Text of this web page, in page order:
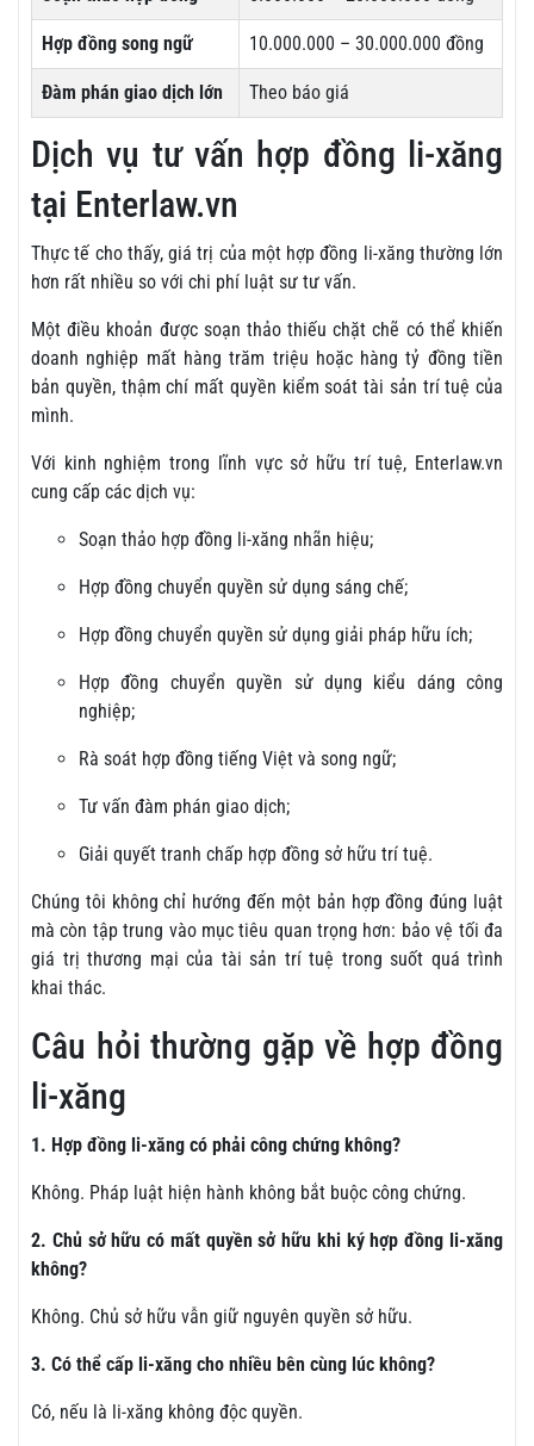
Hợp đồng song ngữ 10.000.000 – 30.000.000 đồng
Đàm phán giao dịch lớn Theo báo giá
Dịch vụ tư vấn hợp đồng li-xăng
tại Enterlaw.vn
Thực tế cho thấy, giá trị của một hợp đồng li-xăng thường lớn
hơn rất nhiều so với chi phí luật sư tư vấn.
Một điều khoản được soạn thảo thiếu chặt chẽ có thể khiến
doanh nghiệp mất hàng trăm triệu hoặc hàng tỷ đồng tiền
bản quyền, thậm chí mất quyền kiểm soát tài sản trí tuệ của
mình.
Với kinh nghiệm trong lĩnh vực sở hữu trí tuệ, Enterlaw.vn
cung cấp các dịch vụ:
Soạn thảo hợp đồng li-xăng nhãn hiệu;
Hợp đồng chuyển quyền sử dụng sáng chế;
Hợp đồng chuyển quyền sử dụng giải pháp hữu ích;
Hợp đồng chuyển quyền sử dụng kiểu dáng công
nghiệp;
Rà soát hợp đồng tiếng Việt và song ngữ;
Tư vấn đàm phán giao dịch;
Giải quyết tranh chấp hợp đồng sở hữu trí tuệ.
Chúng tôi không chỉ hướng đến một bản hợp đồng đúng luật
mà còn tập trung vào mục tiêu quan trọng hơn: bảo vệ tối đa
giá trị thương mại của tài sản trí tuệ trong suốt quá trình
khai thác.
Câu hỏi thường gặp về hợp đồng
li-xăng
1. Hợp đồng li-xăng có phải công chứng không?
Không. Pháp luật hiện hành không bắt buộc công chứng.
2. Chủ sở hữu có mất quyền sở hữu khi ký hợp đồng li-xăng
không?
Không. Chủ sở hữu vẫn giữ nguyên quyền sở hữu.
3. Có thể cấp li-xăng cho nhiều bên cùng lúc không?
Có, nếu là li-xăng không độc quyền.